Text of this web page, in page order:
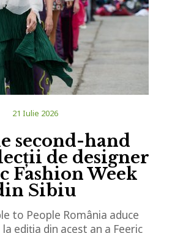
21 Iulie 2026
second-hand
de designer
Fashion Week
Sibiu
to People România aduce
ediția din acest an a Feeric